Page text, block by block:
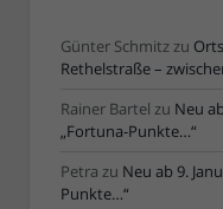
Günter Schmitzzu
Rethelstraße –
Rainer Bartel zu Neu
„Fortuna-Punkte…“
Petra zu Neu ab 9.
Punkte…“